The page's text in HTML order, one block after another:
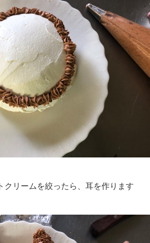
クリームを絞ったら、耳を作ります